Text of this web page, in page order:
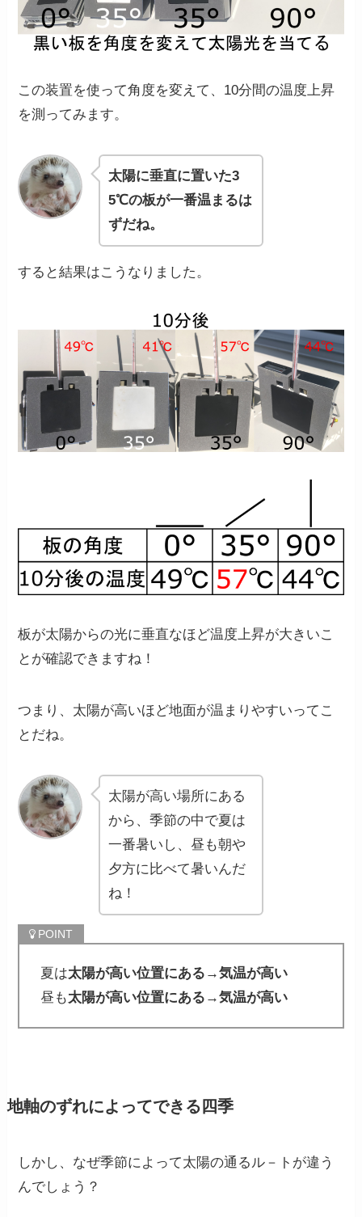
この装置を使って角度を変えて、10分間の温度上昇
を測ってみます。
太陽に垂直に置いた3
5℃の板が一番温まるは
ずだね。
すると結果はこうなりました。
板が太陽からの光に垂直なほど温度上昇が大きいこ
とが確認できますね！
つまり、 太陽が高いほど地面が温まりやすいってこ
とだね。
太陽が高い場所にある
から、季節の中で夏は
一番暑いし、昼も朝や
夕方に比べて暑いんだ
ね！
夏は太陽が高い位置にある→気温が高い
昼も太陽が高い位置にある→気温が高い
地軸のずれによってできる四季
しかし、なぜ季節によって太陽の通るル－トが違う
んでしょう？